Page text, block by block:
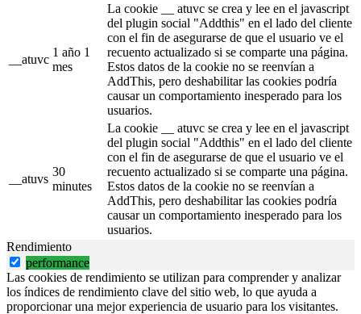
__atuvc
1 año 1
mes
La cookie __ atuvc se crea y lee en el javascript
del plugin social "Addthis" en el lado del cliente
con el fin de asegurarse de que el usuario ve el
recuento actualizado si se comparte una página.
Estos datos de la cookie no se reenvían a
AddThis, pero deshabilitar las cookies podría
causar un comportamiento inesperado para los
usuarios.
__atuvs
30
minutes
La cookie __ atuvc se crea y lee en el javascript
del plugin social "Addthis" en el lado del cliente
con el fin de asegurarse de que el usuario ve el
recuento actualizado si se comparte una página.
Estos datos de la cookie no se reenvían a
AddThis, pero deshabilitar las cookies podría
causar un comportamiento inesperado para los
usuarios.
Rendimiento
performance
Las cookies de rendimiento se utilizan para comprender y analizar
los índices de rendimiento clave del sitio web, lo que ayuda a
proporcionar una mejor experiencia de usuario para los visitantes.